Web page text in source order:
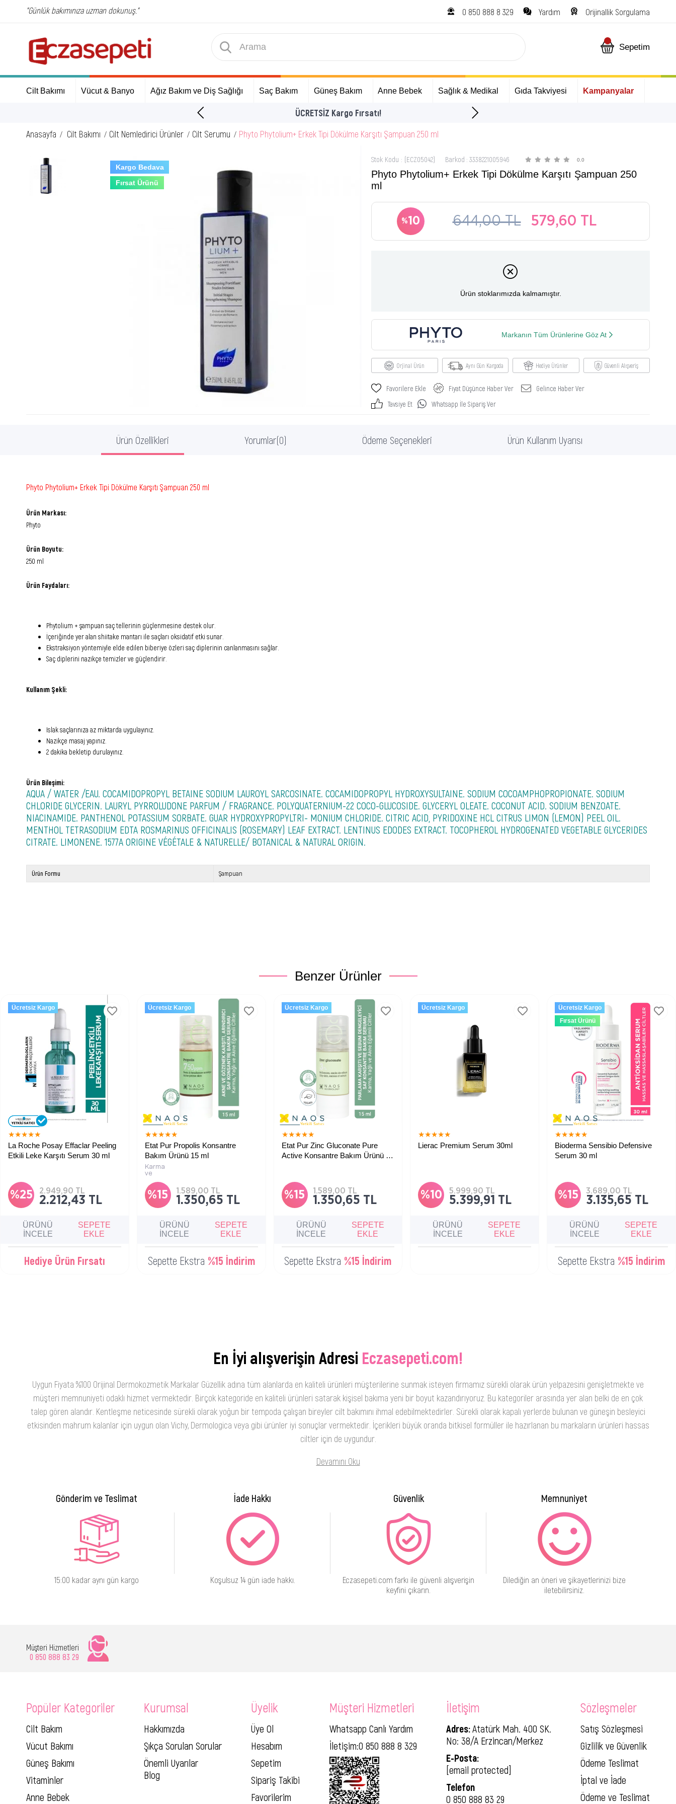
"Günlük bakımınıza uzman dokunuş." 0 850 888 8 329 Yardım Orijinallik Sorgulama
Sepetim
Cilt Bakımı Vücut & Banyo Ağız Bakım ve Diş Sağlığı Saç Bakım Güneş Bakım Anne Bebek Sağlık & Medikal Gıda Takviyesi Kampanyalar
İlk Alışverişinize Özel Hediyeler
Anasayfa
Cilt Bakımı Cilt Nemledirici Ürünler Cilt Serumu Phyto Phytolium+ Erkek Tipi Dökülme Karşıtı Şampuan 250 ml
Kargo Bedava
Fırsat Ürünü
Stok Kodu (ECZ05042) Barkod : 3338221005946 0.0
Phyto Phytolium+ Erkek Tipi Dökülme Karşıtı Şampuan 250
ml
10 644,00 TL 579,60 TL
Ürün stoklarımızda kalmamıştır.
Markanın Tüm Ürünlerine Göz At
Orjinal Ürün Aynı Gün Kargoda Hediye Ürünler Güvenli Alışveriş
Favorilere Ekle Fiyat Düşünce Haber Ver
Gelince Haber Ver
Tavsiye Et
Whatsapp İle Sipariş Ver
Ürün Özellikleri Yorumlar(0) Ödeme Seçenekleri Ürün Kullanım Uyarısı
Phyto Phytolium+ Erkek Tipi Dökülme Karşıtı Şampuan 250 ml
Ürün Markası:
Phyto
Ürün Boyutu:
250 ml
Ürün Faydaları:
Phytolium + şampuan saç tellerinin güçlenmesine destek olur.
İçeriğinde yer alan shiitake mantarı ile saçları oksidatif etki sunar.
Ekstraksiyon yöntemiyle elde edilen biberiye özleri saç diplerinin canlanmasını sağlar.
Saç diplerini nazikçe temizler ve güçlendirir.
Kullanım Şekli:
Islak saçlarınıza az miktarda uygulayınız.
Nazikçe masaj yapınız.
2 dakika bekletip durulayınız.
Ürün Bileşimi:
AQUA / WATER /EAU. COCAMIDOPROPYL BETAINE SODIUM LAUROYL SARCOSINATE. COCAMIDOPROPYL HYDROXYSULTAINE. SODIUM COCOAMPHOPROPIONATE. SODIUM
CHLORIDE GLYCERIN. LAURYL PYRROLUDONE PARFUM / FRAGRANCE. POLYQUATERNIUM-22 COCO-GLUCOSIDE. GLYCERYL OLEATE. COCONUT ACID. SODIUM BENZOATE.
NIACINAMIDE. PANTHENOL POTASSIUM SORBATE. GUAR HYDROXYPROPYLTRI- MONIUM CHLORIDE. CITRIC ACID, PYRIDOXINE HCL CITRUS LIMON (LEMON) PEEL OIL.
MENTHOL TETRASODIUM EDTA ROSMARINUS OFFICINALIS (ROSEMARY) LEAF EXTRACT. LENTINUS EDODES EXTRACT. TOCOPHEROL HYDROGENATED VEGETABLE GLYCERIDES
CITRATE. LIMONENE. 1577A ORIGINE VÉGÉTALE & NATURELLE/ BOTANICAL & NATURAL ORIGIN.
Ürün Formu Şampuan
Benzer Ürünler
★★★★★
La Roche Posay Effaclar Peeling
Etkili Leke Karşıtı Serum 30 ml
%25 2.212,43 TL
2.949,90 TL
Hediye Ürün Fırsatı
Ücretsiz Kargo
ÜRÜNÜ
İNCELE
SEPETE
EKLE
★★★★★
Etat Pur Propolis Konsantre
Bakım Ürünü 15 ml
Karma
ve
ciltlere
özel,
temizlerken,
arındırıcı,
içerikli,
konsantre
bakım.
%15 1.350,65 TL
1.589,00 TL
Sepette Ekstra %15 İndirim
Ücretsiz Kargo
ÜRÜNÜ
İNCELE
SEPETE
EKLE
★★★★★
Etat Pur Zinc Gluconate Pure
Active Konsantre Bakım Ürünü 15
%15 1.350,65 TL
1.589,00 TL
Sepette Ekstra %15 İndirim
Ücretsiz Kargo
ÜRÜNÜ
İNCELE
SEPETE
EKLE
★★★★★
Lierac Premium Serum 30ml
%10 5.399,91 TL
5.999,90 TL
Ücretsiz Kargo
ÜRÜNÜ
İNCELE
SEPETE
EKLE
★★★★★
Bioderma Sensibio Defensive
Serum 30 ml
antioksidan etkili yatıştırıcı ve
nemlendirici bakım serumu.
%15 3.135,65 TL
3.689,00 TL
Sepette Ekstra %15 İndirim
Ücretsiz Kargo
Fırsat Ürünü
ÜRÜNÜ
İNCELE
SEPETE
EKLE
En İyi alışverişin Adresi Eczasepeti.com!
Uygun Fiyata %100 Orijinal Dermokozmetik Markalar Güzellik adına tüm alanlarda en kaliteli ürünleri müşterilerine sunmak isteyen firmamız sürekli olarak ürün yelpazesini genişletmekte ve
müşteri memnuniyeti odaklı hizmet vermektedir. Birçok kategoride en kaliteli ürünleri satarak kişisel bakıma yeni bir boyut kazandırıyoruz. Bu kategoriler arasında yer alan belki de en çok
talep gören alandır. Kentleşme neticesinde sürekli olarak yoğun bir tempoda çalışan bireyler cilt bakımını ihmal edebilmektedirler. Sürekli olarak kapalı yerlerde bulunan ve güneşin besleyici
etkisinden mahrum kalanlar için uygun olan Vichy, Dermologica veya gibi ürünler iyi sonuçlar vermektedir. İçerikleri büyük oranda bitkisel formüller ile hazırlanan bu markaların ürünleri hassas
ciltler için de uygundur.
Devamını Oku
Gönderim ve Teslimat
15:00 kadar aynı gün kargo
İade Hakkı
Koşulsuz 14 gün iade hakkı.
Güvenlik
Eczasepeti.com farkı ile güvenli alışverişin
keyfini çıkarın.
Memnuniyet
Dilediğin an öneri ve şikayetlerinizi bize
iletebilirsiniz.
Müşteri Hizmetleri
0 850 888 83 29
Popüler Kategoriler
Cilt Bakım
Vücut Bakımı
Güneş Bakımı
Vitaminler
Anne Bebek
Kurumsal
Hakkımızda
Şıkça Sorulan Sorular
Önemli Uyarılar
Blog
Üyelik
Üye Ol
Hesabım
Sepetim
Sipariş Takibi
Favorilerim
Müşteri Hizmetleri
Whatsapp Canlı Yardım
İletişim:0 850 888 8 329
İletişim
Adres:Atatürk Mah. 400 SK.
No: 38/A Erzincan/Merkez
E-Posta:
[email protected]
Telefon
0 850 888 83 29
Sözleşmeler
Satış Sözleşmesi
Gizlilik ve Güvenlik
Ödeme Teslimat
İptal ve İade
Ödeme ve Teslimat